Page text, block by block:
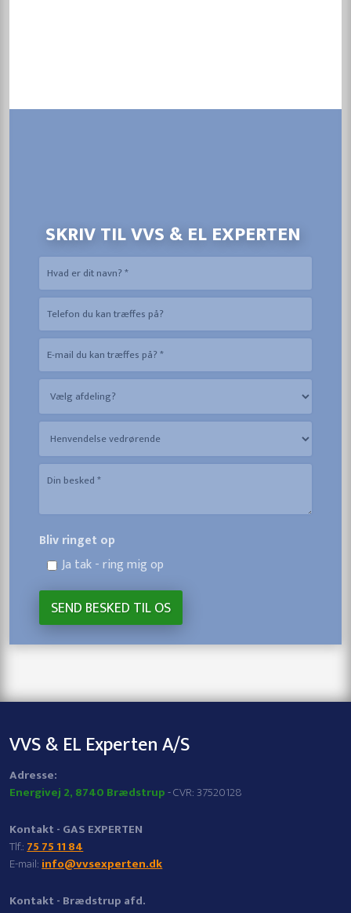
SKRIV TIL VVS & EL EXPERTEN
Bliv ringet op
Ja tak - ring mig op
VVS & EL Experten A/S
​Adresse:
Energivej 2, 8740 Brædstrup- CVR: 37520128
Kontakt - GAS EXPERTEN
​Tlf.:75 75 11 84
E-mail:info@vvsexperten.dk
Kontakt - Brædstrup afd.